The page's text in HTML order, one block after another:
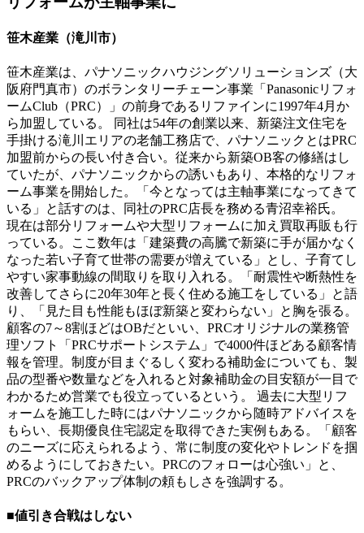
笹木産業（滝川市）
笹木産業は、パナソニックハウジングソリューションズ（大
阪府門真市）のボランタリーチェーン事業「Panasonicリフォ
ームClub（PRC）」の前身であるリファインに1997年4月か
ら加盟している。 同社は54年の創業以来、新築注文住宅を
手掛ける滝川エリアの老舗工務店で、パナソニックとはPRC
加盟前からの長い付き合い。従来から新築OB客の修繕はし
ていたが、パナソニックからの誘いもあり、本格的なリフォ
ーム事業を開始した。「今となっては主軸事業になってきて
いる」と話すのは、同社のPRC店長を務める青沼幸裕氏。
現在は部分リフォームや大型リフォームに加え買取再販も行
っている。ここ数年は「建築費の高騰で新築に手が届かなく
なった若い子育て世帯の需要が増えている」とし、子育てし
やすい家事動線の間取りを取り入れる。「耐震性や断熱性を
改善してさらに20年30年と長く住める施工をしている」と語
り、「見た目も性能もほぼ新築と変わらない」と胸を張る。
顧客の7～8割ほどはOBだといい、PRCオリジナルの業務管
理ソフト「PRCサポートシステム」で4000件ほどある顧客情
報を管理。制度が目まぐるしく変わる補助金についても、製
品の型番や数量などを入れると対象補助金の目安額が一目で
わかるため営業でも役立っているという。 過去に大型リフ
ォームを施工した時にはパナソニックから随時アドバイスを
もらい、長期優良住宅認定を取得できた実例もある。「顧客
のニーズに応えられるよう、常に制度の変化やトレンドを掴
めるようにしておきたい。PRCのフォローは心強い」と、
PRCのバックアップ体制の頼もしさを強調する。
■値引き合戦はしない